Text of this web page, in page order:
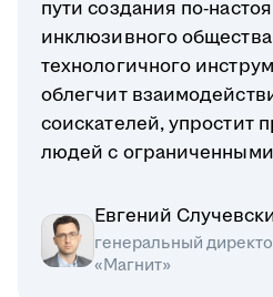
пути создания по-
инклюзивного
технологичного
облегчит
соискателей, упростит
людей с
Евгений
генеральный
«Магнит»